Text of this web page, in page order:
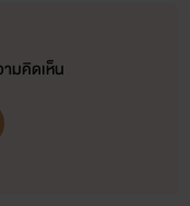
มคิดเห็น